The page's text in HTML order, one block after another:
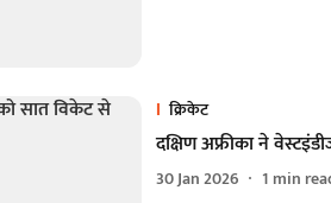
क्रिकेट
दक्षिण अफ्रीका ने
30 Jan 2026 1 min